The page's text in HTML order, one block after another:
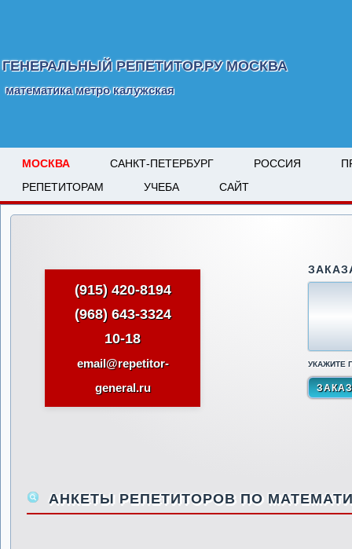
ГЕНЕРАЛЬНЫЙ РЕПЕТИТОР.РУ МОСКВА
математика метро калужская
МОСКВА САНКТ-ПЕТЕРБУРГ РОССИЯ
РЕПЕТИТОРАМ
УЧЕБА САЙТ
(915) 420-8194
(968) 643-3324
10-18
email@repetitor-
general.ru
УКАЖИТЕ
АНКЕТЫ РЕПЕТИТОРОВ ПО